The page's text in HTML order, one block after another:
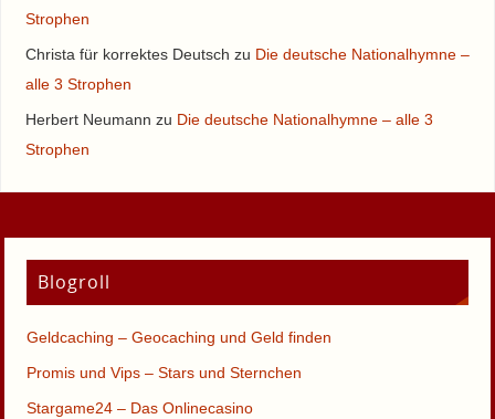
Strophen
Christa für korrektes Deutsch zu Die deutsche Nationalhymne –
alle 3 Strophen
Herbert Neumann zu Die deutsche Nationalhymne – alle 3
Strophen
Blogroll
Geldcaching – Geocaching und Geld finden
Promis und Vips – Stars und Sternchen
Stargame24 – Das Onlinecasino